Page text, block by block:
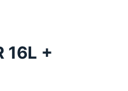
16L +